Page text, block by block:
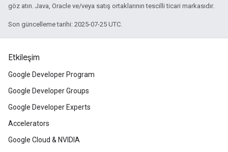
göz atın. Java, Oracle ve/veya satış ortaklarının tescilli ticari markasıdır.
Son güncelleme tarihi: 2025-07-25 UTC.
Etkileşim
Google Developer Program
Google Developer Groups
Google Developer Experts
Accelerators
Google Cloud & NVIDIA